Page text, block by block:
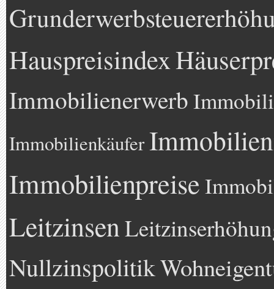
Hauspreisindex
Immobilienerwerb
Immobilienkäufer
Immobilienpreise
Leitzinsen
Nullzinspolitik